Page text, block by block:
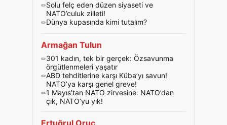
Solu felç eden düzen siyaseti ve
NATO’culuk zilleti!
Dünya kupasında kimi tutalım?
Armağan Tulun
301 kadın, tek bir gerçek: Özsavunma
örgütlenmeleri yaşatır
ABD tehditlerine karşı Küba’yı savun!
NATO’ya karşı genel greve!
1 Mayıs’tan NATO zirvesine: NATO’dan
çık, NATO’yu yık!
Ertuğrul Oruç